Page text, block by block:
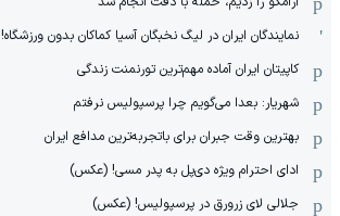
نمایندگان ایران در لیگ نخبگان آسیا کماکان بدون ورزشگاه!
کاپیتان ایران آماده مهم‌ترین تورنمنت زندگی
شهریار: بعدا می‌گویم چرا پرسپولیس نرفتم
بهترین وقت جبران برای باتجربه‌ترین مدافع ایران
ادای احترام ویژه دی‌پل به پدر مسی! (عکس)
جلالی لای زرورق در پرسپولیس! (عکس)